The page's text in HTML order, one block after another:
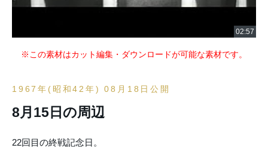
※この素材はカット編集・ダウンロードが可能な素材です。
1967年(昭和42年) 08月18日公開
8月15日の周辺
22回目の終戦記念日。